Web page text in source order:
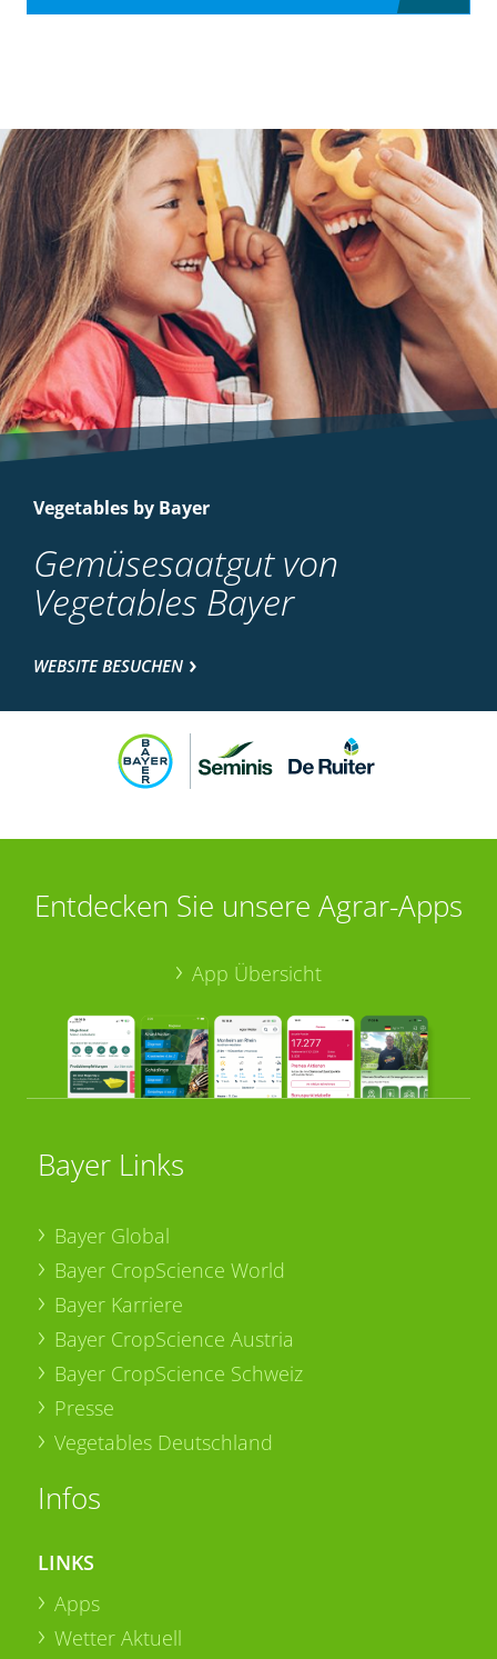
Vegetables by Bayer
Gemüsesaatgut von
Vegetables Bayer
WEBSITE BESUCHEN
Entdecken Sie unsere Agrar-Apps
App Übersicht
Bayer Links
Bayer Global
Bayer CropScience World
Bayer Karriere
Bayer CropScience Austria
Bayer CropScience Schweiz
Presse
Vegetables Deutschland
Infos
LINKS
Apps
Wetter Aktuell